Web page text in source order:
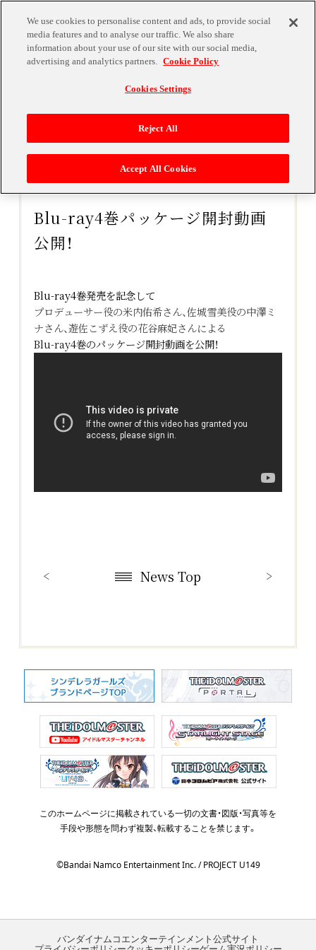
Official X
2023.10.25
Blu-ray4巻パッケージ開封動画
公開！
Blu-ray4巻発売を記念して
プロデューサー役の米内佑希さん、佐城雪美役の中澤ミ
ナさん、遊佐こずえ役の花谷麻妃さんによる
Blu-ray4巻のパッケージ開封動画を公開！
News Top
このホームページに掲載されている一切の文書・図版・写真等を
手段や形態を問わず複製、転載することを禁じます。
©Bandai Namco Entertainment Inc. / PROJECT U149
バンダイナムコエンターテインメント公式サイト
We use cookies to personalise content and ads, to provide social
media features and to analyse our traffic. We also share
information about your use of our site with our social media,
advertising and analytics partners. Cookie Policy
Cookies Settings
Reject All
Accept All Cookies